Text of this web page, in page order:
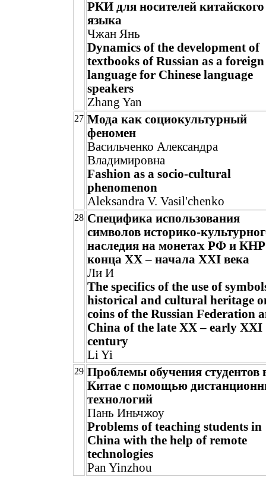
РКИ для носителей китайского
языка
Чжан Янь
Dynamics of the development of
textbooks of Russian as a foreign
language for Chinese language
speakers
Zhang Yan
27 Мода как социокультурный
феномен
Васильченко Александра
Владимировна
Fashion as a socio-cultural
phenomenon
Aleksandra V. Vasil'chenko
28 Специфика использования
символов историко-
наследия на монетах РФ и КНР
конца ХХ – начала ХХI века
Ли И
The specifics of the use of
historical and cultural heritage
coins of the Russian Federation
China of the late XX – early XXI
century
Li Yi
29 Проблемы обучения студентов
Китае с помощью
технологий
Пань Иньчжоу
Problems of teaching students in
China with the help of remote
technologies
Pan Yinzhou